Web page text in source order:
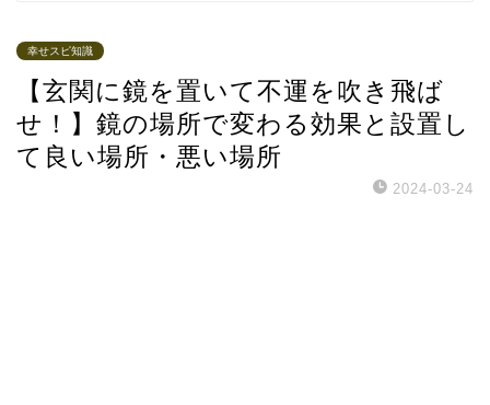
幸せスピ知識
【玄関に鏡を置いて不運を吹き飛ば
せ！】鏡の場所で変わる効果と設置し
て良い場所・悪い場所
2024-03-24